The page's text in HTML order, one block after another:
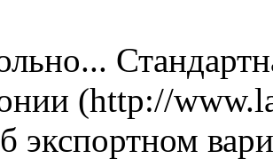
(http://
экспортном